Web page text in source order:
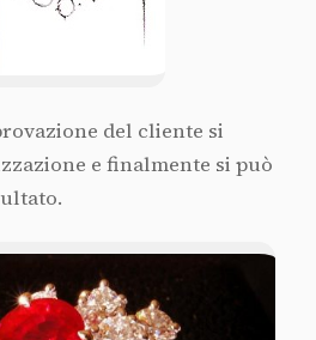
del cliente si
e finalmente si può